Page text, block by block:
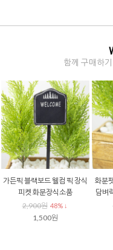
함께 구매하
가든픽 블랙보드 웰컴 픽 장식
피켓 화분장식소품
2,900원 48% ↓
1,500원
화분
담벼